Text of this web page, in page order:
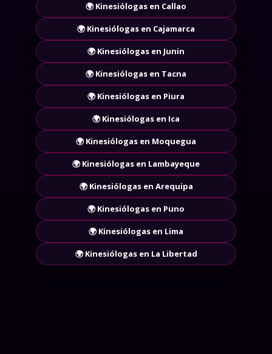
🌍 Kinesiólogas en Callao
🌍 Kinesiólogas en Cajamarca
🌍 Kinesiólogas en Junin
🌍 Kinesiólogas en Tacna
🌍 Kinesiólogas en Piura
🌍 Kinesiólogas en Ica
🌍 Kinesiólogas en Moquegua
🌍 Kinesiólogas en Lambayeque
🌍 Kinesiólogas en Arequipa
🌍 Kinesiólogas en Puno
🌍 Kinesiólogas en Lima
🌍 Kinesiólogas en La Libertad